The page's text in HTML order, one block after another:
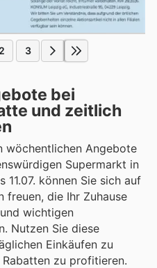
2 3
bei
und zeitlich
wöchentlichen Angebote
Supermarkt in
11.07. können Sie sich auf
freuen, die Ihr Zuhause
wichtigen
Nutzen Sie diese
Einkäufen zu
zu profitieren.